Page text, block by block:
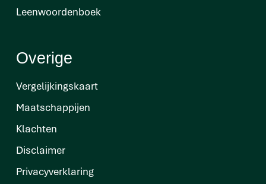
Leenwoordenboek
Overige
Vergelijkingskaart
Maatschappijen
Klachten
Disclaimer
Privacyverklaring